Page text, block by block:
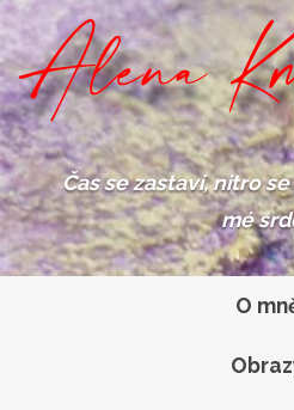
Čas se zastaví,nitro se
mé
O